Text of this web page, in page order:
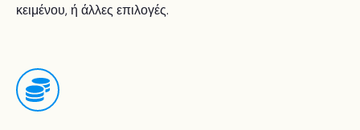
κειμένου, ή άλλες επιλογές.